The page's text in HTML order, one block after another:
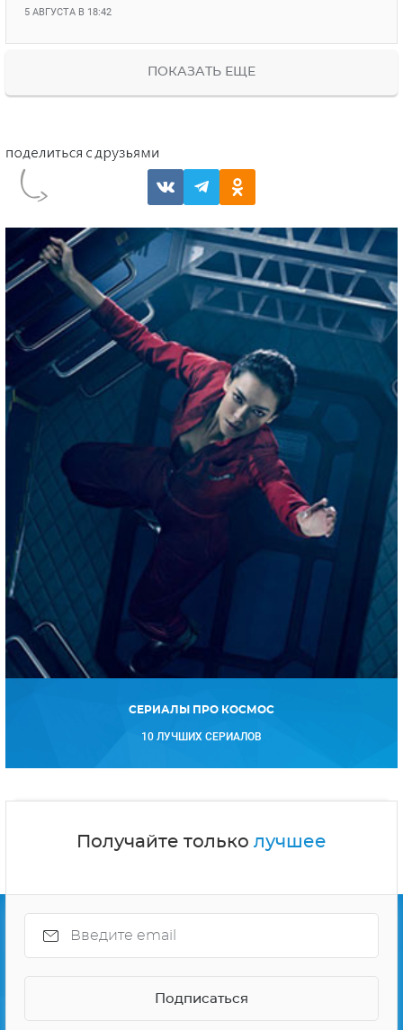
5 АВГУСТА В 18:42
ПОКАЗАТЬ ЕЩЕ
СЕРИАЛЫ ПРО КОСМОС
10 ЛУЧШИХ СЕРИАЛОВ
Получайте только лучшее